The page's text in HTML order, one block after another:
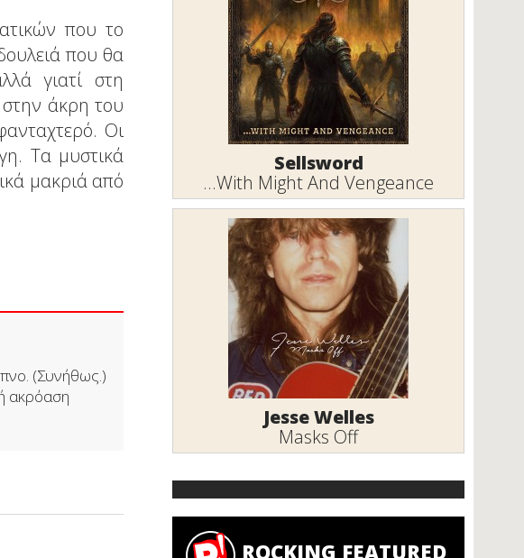
που το
που θα
γιατί στη
στην άκρη του
Οι
Τα μυστικά
μακριά από
(Συνήθως.)
ακρόαση
Sellsword
...With Might And Vengeance
Jesse Welles
Masks Off
ROCKING FEATURED